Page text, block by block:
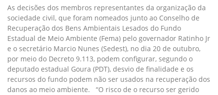
As decisões dos membros representantes da organização da
sociedade civil, que foram nomeados junto ao Conselho de
Recuperação dos Bens Ambientais Lesados do Fundo
Estadual de Meio Ambiente (Fema) pelo governador Ratinho Jr
e o secretário Marcio Nunes (Sedest), no dia 20 de outubro,
por meio do Decreto 9.113, podem configurar, segundo o
deputado estadual Goura (PDT), desvio de finalidade e os
recursos do fundo podem não ser usados na recuperação dos
danos ao meio ambiente. “O risco de o recurso ser gerido